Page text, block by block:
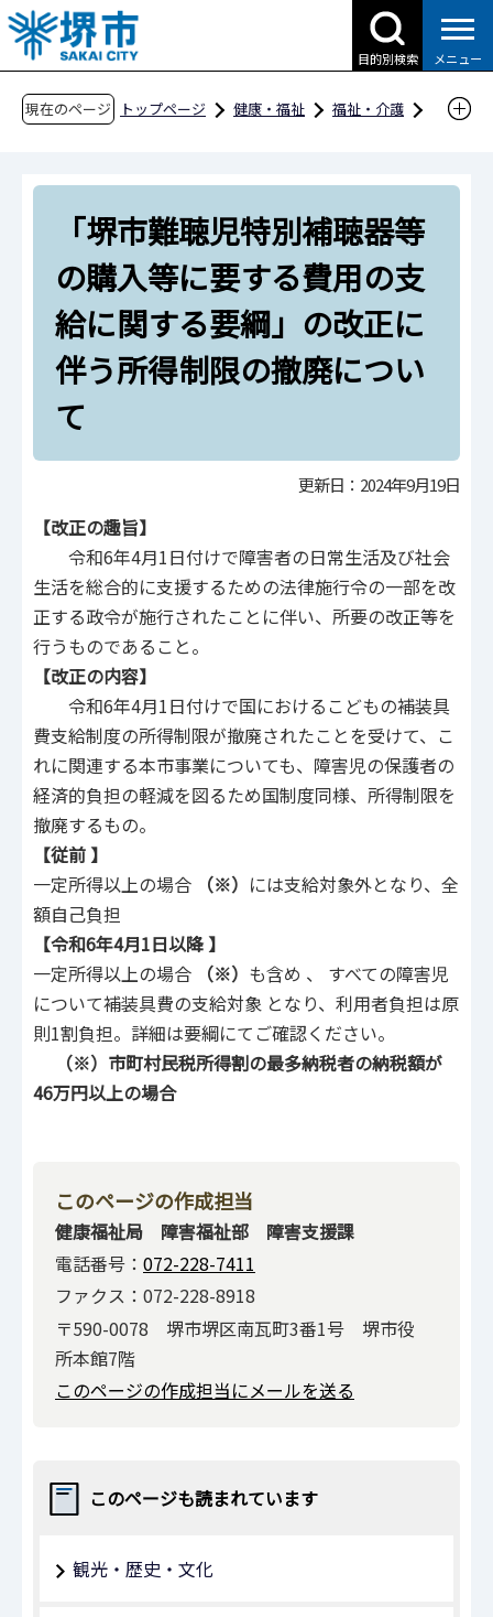
こ
の
ペ
目的別検索 メニュー
現在のページ トップページ 健康・福祉
福祉・介護
補装具費の支給
「堺市難聴児特別補聴器等の購入等に要する費
用の支給に関する要綱」の改正に伴う所得制限
の撤廃について
「堺市難聴児特別補聴器等
の購入等に要する費用の支
給に関する要綱」の改正に
伴う所得制限の撤廃につい
て
更新日：2024年9月19日
【改正の趣旨】
令和6年4月1日付けで障害者の日常生活及び社会
生活を総合的に支援するための法律施行令の一部を改
正する政令が施行されたことに伴い、所要の改正等を
行うものであること。
【改正の内容】
令和6年4月1日付けで国におけるこどもの補装具
費支給制度の所得制限が撤廃されたことを受けて、こ
れに関連する本市事業についても、障害児の保護者の
経済的負担の軽減を図るため国制度同様、所得制限を
撤廃するもの。
【従前 】
一定所得以上の場合
（※） には支給対象外となり、全
額自己負担
【令和6年4月1日以降 】
一定所得以上の場合
（※） も含め 、 すべての障害児
について補装具費の支給対象 となり、利用者負担は原
則1割負担。詳細は要綱にてご確認ください。
（※）市町村民税所得割の最多納税者の納税額が
46万円以上の場合
このページの作成担当
健康福祉局 障害福祉部 障害支援課
電話番号： 072-228-7411
ファクス：072-228-8918
〒590-0078 堺市堺区南瓦町3番1号 堺市役
所本館7階
このページの作成担当にメールを送る
このページも読まれています
観光・歴史・文化